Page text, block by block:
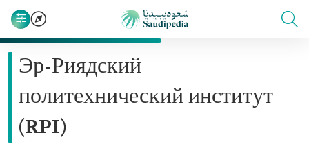
Эр-Риядский
политехнический институт
(RPI)